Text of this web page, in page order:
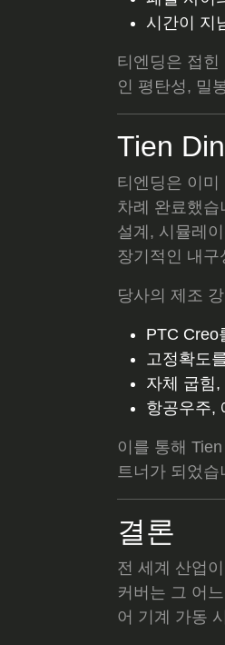
시간이 지
티엔딩은 접
인 평탄성, 밀
Tien
티엔딩은 이
차례 완료했
설계, 시뮬레
장기적인 내
당사의 제조
PTC Creo
고정확도
자체 굽힘
항공우주,
이를 통해
트너가 되었습
결론
전 세계 산업
커버는 그 어
어 기계 가동